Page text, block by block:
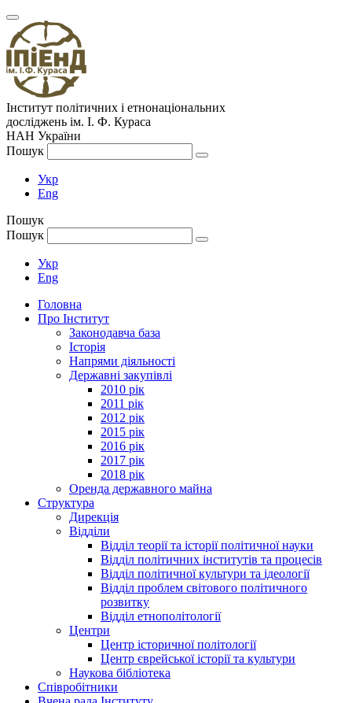
Інститут політичних і етнонаціональних
досліджень ім. І. Ф. Кураса
НАН України
Пошук
Укр
Eng
Пошук
Пошук
Укр
Eng
Головна
Про Інститут
Законодавча база
Історія
Напрями діяльності
Державні закупівлі
2010 рік
2011 рік
2012 рік
2015 рік
2016 рік
2017 рік
2018 рік
Оренда державного майна
Структура
Дирекція
Відділи
Відділ теорії та історії політичної науки
Відділ політичних інститутів та процесів
Відділ політичної культури та ідеології
Відділ проблем світового політичного
розвитку
Відділ етнополітології
Центри
Центр історичної політології
Центр єврейської історії та культури
Наукова бібліотека
Співробітники